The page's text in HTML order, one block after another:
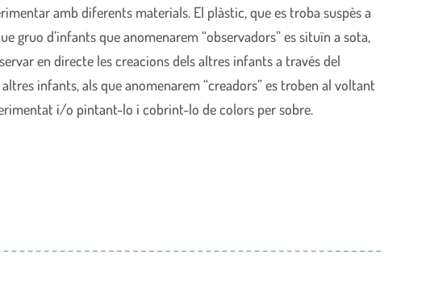
amb diferents materials. El plàstic, que es troba suspès a
gruo d’infants que anomenarem “observadors” es situïn a sota,
en directe les creacions dels altres infants a través del
infants, als que anomenarem “creadors” es troben al voltant
i/o pintant-lo i cobrint-lo de colors per sobre.